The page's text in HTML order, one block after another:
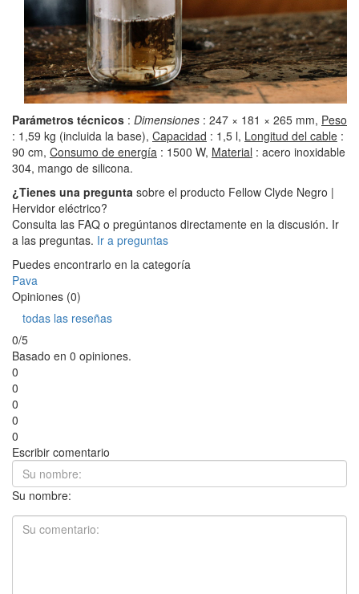
Parámetros técnicos : Dimensiones : 247 × 181 × 265 mm, Peso
: 1,59 kg (incluida la base), Capacidad : 1,5 l, Longitud del cable :
90 cm, Consumo de energía : 1500 W, Material : acero inoxidable
304, mango de silicona.
¿Tienes una pregunta sobre el producto Fellow Clyde Negro |
Hervidor eléctrico?
Consulta las FAQ o pregúntanos directamente en la discusión. Ir
a las preguntas. Ir a preguntas
Puedes encontrarlo en la categoría
Pava
Opiniones (0)
todas las reseñas
0/5
Basado en 0 opiniones.
0
0
0
0
0
Escribir comentario
Su nombre: